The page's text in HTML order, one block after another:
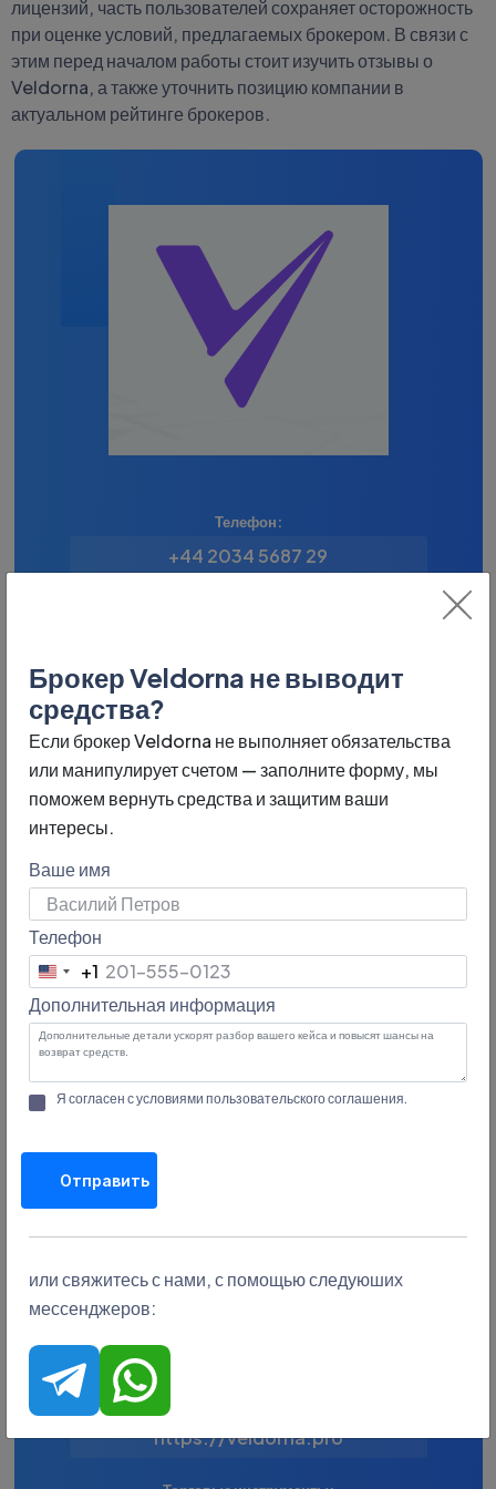
лицензий, часть пользователей сохраняет осторожность
при оценке условий, предлагаемых брокером. В связи с
этим перед началом работы стоит изучить отзывы о
Veldorna, а также уточнить позицию компании в
актуальном рейтинге брокеров.
Телефон:
+44 2034 5687 29
Регулятор:
ASIC, DFSA, FCA, CySEC
Типы счетов:
Elementary, Medium, Exclusive
Адрес:
Great Britain
https://veldorna.pro
Брокер Veldorna не выводит
средства?
Если брокер Veldorna не выполняет обязательства
или манипулирует счетом — заполните форму, мы
поможем вернуть средства и защитим ваши
интересы.
Ваше имя
Телефон
United
States
+1
+1
Дополнительная информация
Я согласен с условиями пользовательского соглашения.
Отправить
или свяжитесь с нами, с помощью следуюших
мессенджеров: